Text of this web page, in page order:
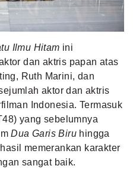
Ilmu Hitam ini
dan aktris papan atas
Ruth Marini, dan
aktor dan aktris
Indonesia. Termasuk
yang sebelumnya
Dua Garis Biru hingga
memerankan karakter
sangat baik.